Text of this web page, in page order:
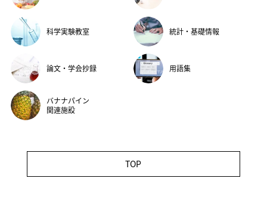
科学実験教室 統計・基礎情報
論文・学会抄録 用語集
バナナパイン
関連施設
TOP